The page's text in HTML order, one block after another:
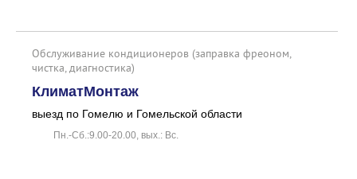
Обслуживание кондиционеров (заправка фреоном,
чистка, диагностика)
КлиматМонтаж
выезд по Гомелю и Гомельской области
Пн.-Сб.:9.00-20.00, вых.: Вс.